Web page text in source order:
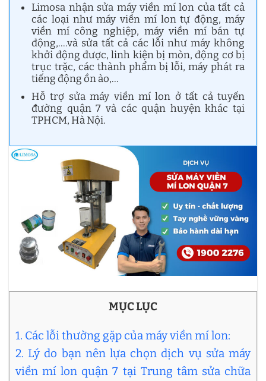
Limosa nhận sửa máy viền mí lon của tất cả
các loại như máy viền mí lon tự động, máy
viền mí công nghiệp, máy viền mí bán tự
động,….và sửa tất cả các lỗi như máy không
khởi động được, linh kiện bị mòn, động cơ bị
trục trặc, các thành phẩm bị lỗi, máy phát ra
tiếng động ồn ào,…
Hỗ trợ sửa máy viền mí lon ở tất cả tuyến
đường quận 7 và các quận huyện khác tại
TPHCM, Hà Nội.
MỤC LỤC
1. Các lỗi thường gặp của máy viền mí lon:
2. Lý do bạn nên lựa chọn dịch vụ sửa máy
viền mí lon quận 7 tại Trung tâm sửa chữa